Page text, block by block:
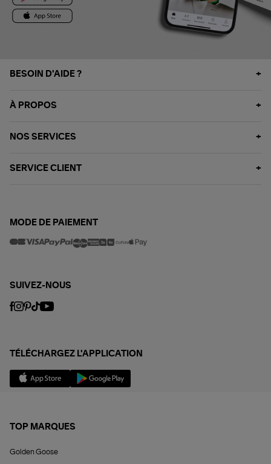
BESOIN D'AIDE ?
À PROPOS
NOS SERVICES
SERVICE CLIENT
MODE DE PAIEMENT
SUIVEZ-NOUS
TÉLÉCHARGEZ L'APPLICATION
TOP MARQUES
Golden Goose